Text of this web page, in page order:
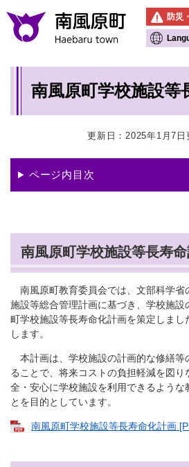
メニューを飛ばして
防災
南風原町学校施設等
更新日：2025年1月7日
ページ内目次
南風原町学校施設等長寿
南風原町教育委員会では、文部科学省
施設等総合管理計画に基づき、学校施
町学校施設等長寿命化計画を策定しまし
します。
本計画は、学校施設の計画的な修繕等
ることで、将来コストの負担軽減を図
全・安心に学校施設を利用できるような
とを目的としています。
南風原町学校施設等長寿命化計画